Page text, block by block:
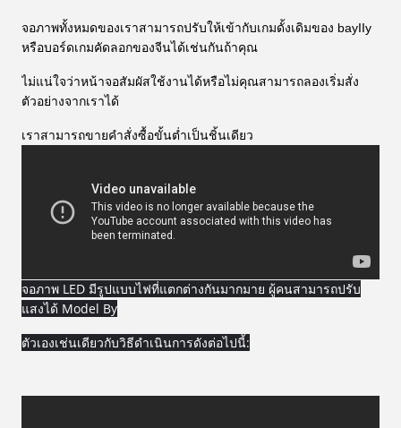
จอภาพทั้งหมดของเราสามารถปรับให้เข้ากับเกมดั้งเดิมของ bayIIy
หรือบอร์ดเกมคัดลอกของจีนได้เช่นกันถ้าคุณ
ไม่แน่ใจว่าหน้าจอสัมผัสใช้งานได้หรือไม่คุณสามารถลองเริ่มสั่ง
ตัวอย่างจากเราได้
เราสามารถขายคำสั่งซื้อขั้นต่ำเป็นชิ้นเดียว
จอภาพ LED มีรูปแบบไฟที่แตกต่างกันมากมาย ผู้คนสามารถปรับ
แสงได้ Model By
ตัวเองเช่นเดียวกับวิธีดำเนินการดังต่อไปนี้: